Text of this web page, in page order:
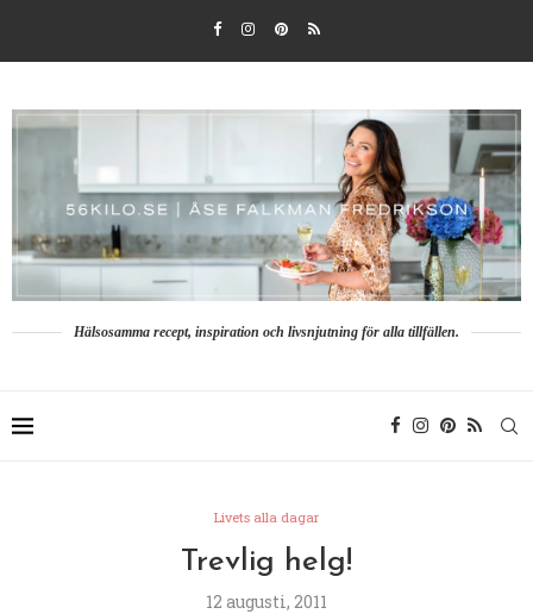
Hälsosamma recept, inspiration och livsnjutning för alla tillfällen.
Livets alla dagar
Trevlig helg!
12 augusti, 2011